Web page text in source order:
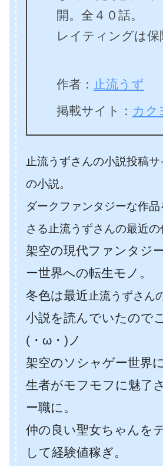
開。全４０話。
レイティングは保
作者： 止流うず
掲載サイト： カク
止流うずさんの小説投稿
の小説。
ダークファンタジーな作
さる止流うずさんの最近の
架空の現代ファンタジ
ー世界への転生モノ。
冬色は最近止流うずさん
小説を読んでいたので
(・ω・)ノ
架空のソシャゲー世界
生者がモフモフに魅了
ー職に。
仲の良い聖女ちゃんを
して経験値稼ぎ。